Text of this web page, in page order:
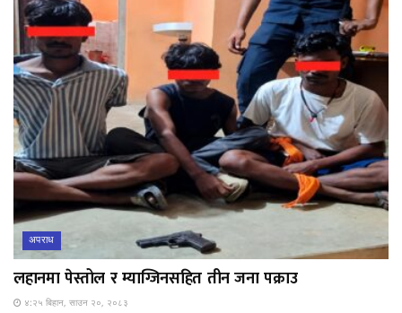
अपराध
लहानमा पेस्तोल र म्याग्जिनसहित तीन जना पक्राउ
४:२५ बिहान, साउन २०, २०८३